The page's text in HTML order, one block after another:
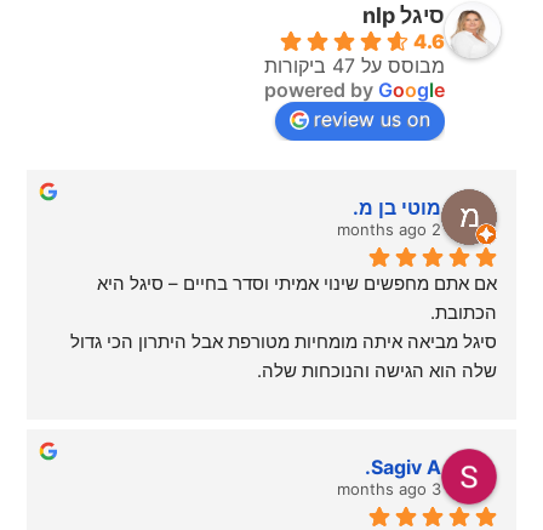
סיגל nlp
4.6
מבוסס על 47 ביקורות
powered by Google
review us on
מוטי בן מ.
2 months ago
הכתובת.
שלה הוא הגישה והנוכחות שלה.
וביטחון שהכל קורה בזמן המדויק לו. הליווי שלה מדויק, תומך
ומשנה חיים. מומלצת בחום!
Sagiv A.
3 months ago